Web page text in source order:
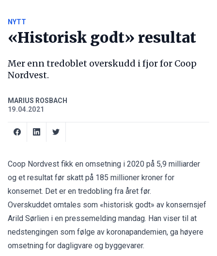
NYTT
«Historisk godt» resultat
Mer enn tredoblet overskudd i fjor for Coop
Nordvest.
MARIUS ROSBACH
19.04.2021
Coop Nordvest fikk en omsetning i 2020 på 5,9 milliarder
og et resultat før skatt på 185 millioner kroner for
konsernet. Det er en tredobling fra året før.
Overskuddet omtales som «historisk godt» av konsernsjef
Arild Sørlien i en pressemelding mandag. Han viser til at
nedstengingen som følge av koronapandemien, ga høyere
omsetning for dagligvare og byggevarer.